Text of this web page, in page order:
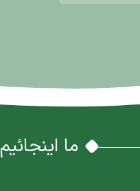
ما اینجائیم